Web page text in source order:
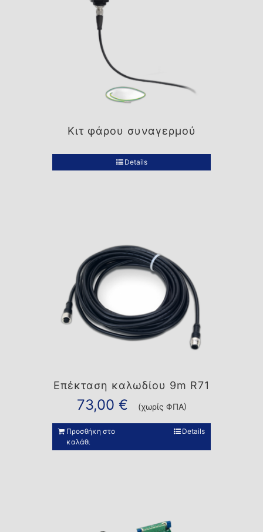
Κιτ φάρου συναγερμού
Details
Επέκταση καλωδίου 9m R71
73,00 € (χωρίς ΦΠΑ)
Προσθήκη στο
καλάθι
Details